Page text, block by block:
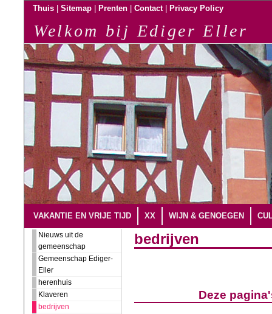
Thuis Sitemap Prenten Contact Privacy Policy
Welkom bij Ediger Eller
VAKANTIE EN VRIJE TIJD XX WIJN & GENOEGEN
Nieuws uit de
gemeenschap
Gemeenschap Ediger-
Eller
herenhuis
Klaveren
bedrijven
bedrijven
Deze